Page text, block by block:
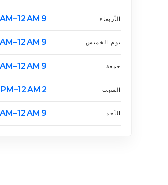
الأربعاء 9 AM–12 AM
يوم الخميس 9 AM–12 AM
جمعة 9 AM–12 AM
السبت 2 PM–12 AM
الأحد 9 AM–12 AM